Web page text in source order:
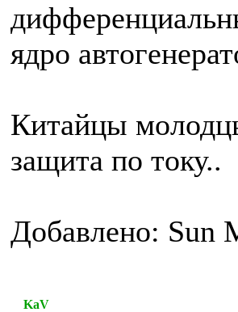
ядро
Китайцы
защита по току..
Добавлено: Sun
KaV